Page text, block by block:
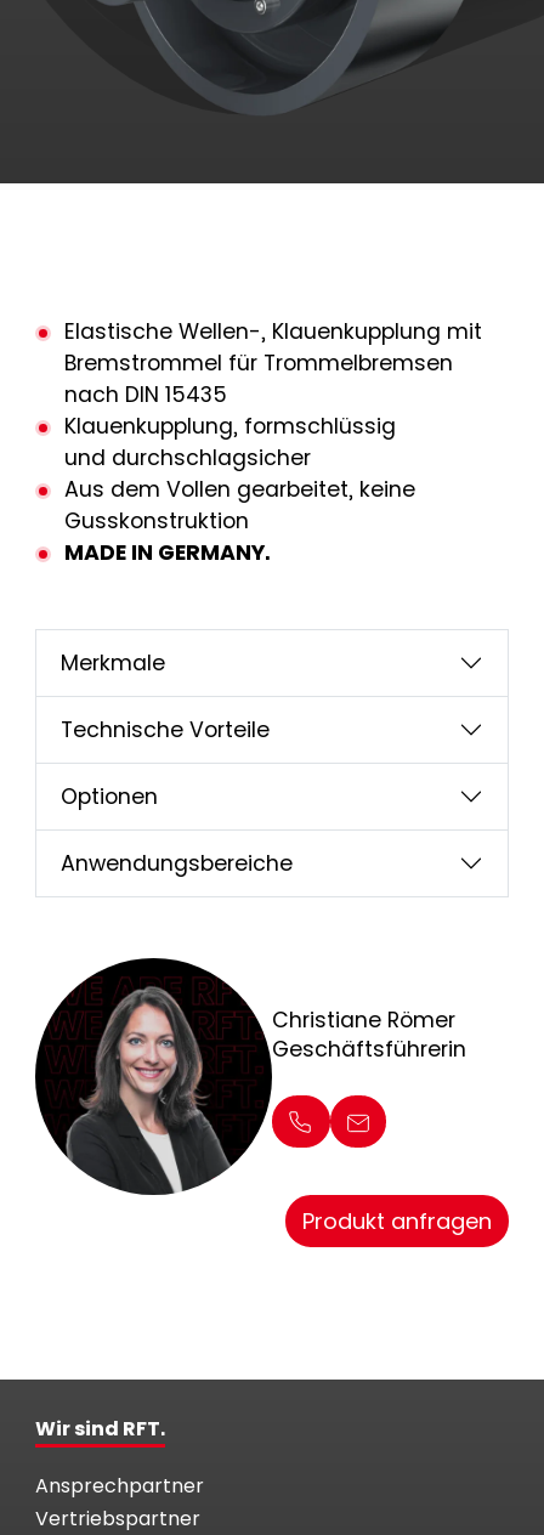
Elastische Wellen-, Klauenkupplung mit
Bremstrommel für Trommelbremsen
nach DIN 15435
Klauenkupplung, formschlüssig
und durchschlagsicher
Aus dem Vollen gearbeitet, keine
Gusskonstruktion
MADE IN GERMANY.
Merkmale
Technische Vorteile
Optionen
Anwendungsbereiche
Christiane Römer
Geschäftsführerin
Produkt anfragen
Wir sind RFT.
Ansprechpartner
Vertriebspartner